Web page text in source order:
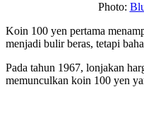
Photo:
Koin 100 yen pertama
menjadi bulir beras, tetapi
Pada tahun 1967, lonjakan
memunculkan koin 100 yen